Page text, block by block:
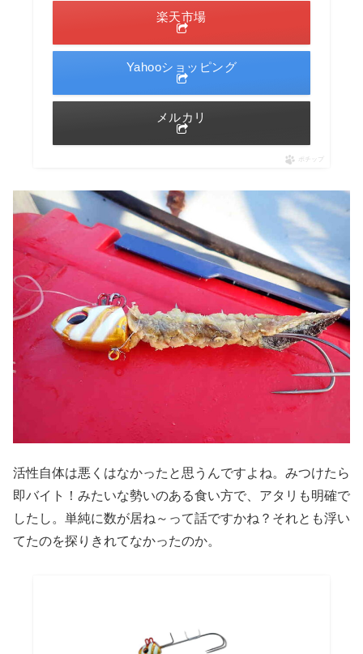
楽天市場
Yahooショッピング
メルカリ
ポチップ
活性自体は悪くはなかったと思うんですよね。みつけたら
即バイト！みたいな勢いのある食い方で、アタリも明確で
したし。単純に数が居ね～って話ですかね？それとも浮い
てたのを探りきれてなかったのか。